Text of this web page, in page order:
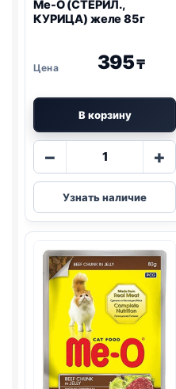
Me-O (СТЕРИЛ.,
КУРИЦА) желе 85г
395₸
В корзину
−
Количество
Me-
O
(СТЕРИЛ.,
желе
+
Узнать наличие